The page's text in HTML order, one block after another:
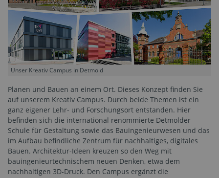
Unser Kreativ Campus in Detmold
Planen und Bauen an einem Ort. Dieses Konzept finden Sie
auf unserem Kreativ Campus. Durch beide Themen ist ein
ganz eigener Lehr- und Forschungsort entstanden. Hier
befinden sich die international renommierte Detmolder
Schule für Gestaltung sowie das Bauingenieurwesen und das
im Aufbau befindliche Zentrum für nachhaltiges, digitales
Bauen. Architektur-Ideen kreuzen so den Weg mit
bauingenieurtechnischem neuen Denken, etwa dem
nachhaltigen 3D-Druck. Den Campus ergänzt die